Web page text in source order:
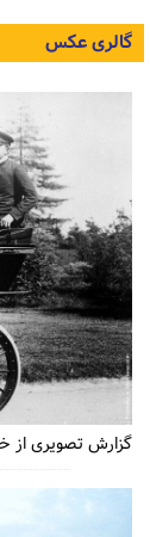
گالری عکس
گزارش تصویری از